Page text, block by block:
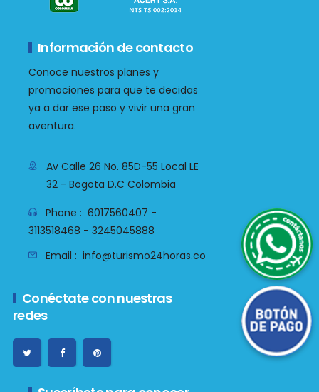
Información de contacto
Conoce nuestros planes y
promociones para que te decidas
ya a dar ese paso y vivir una gran
aventura.
Av Calle 26 No. 85D-55 Local LE
32 - Bogota D.C Colombia
Phone : 6017560407 -
3113518468 - 3245045888
Email : info@turismo24horas.com.co
Conéctate con nuestras
redes
WhatsApp
Botón de Pago